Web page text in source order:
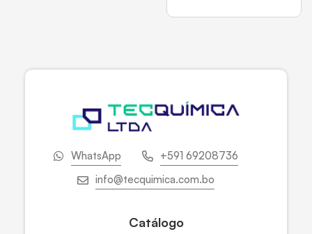
WhatsApp
+591 69208736
info@tecquimica.com.bo
Catálogo